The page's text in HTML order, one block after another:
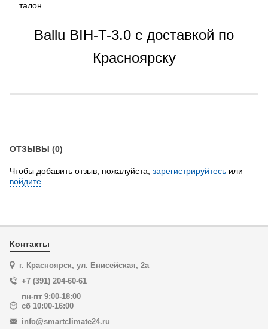
талон.
Ballu BIH-T-3.0 с доставкой по
Красноярску
ОТЗЫВЫ (0)
Чтобы добавить отзыв, пожалуйста, зарегистрируйтесь или
войдите
Контакты
г. Красноярск, ул. Енисейская, 2а
+7 (391) 204-60-61
пн-пт 9:00-18:00
сб 10:00-16:00
info@smartclimate24.ru